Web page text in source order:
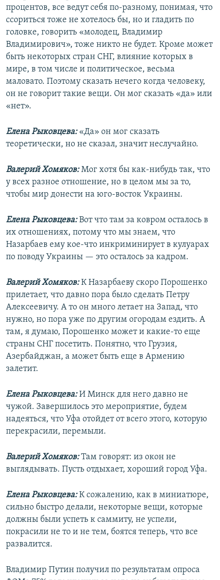
процентов, все ведут себя по-разному, понимая, что
ссориться тоже не хотелось бы, но и гладить по
головке, говорить «молодец, Владимир
Владимирович», тоже никто не будет. Кроме может
быть некоторых стран СНГ, влияние которых в
мире, в том числе и политическое, весьма
маловато. Поэтому сказать нечего когда человеку,
он не говорит такие вещи. Он мог сказать «да» или
«нет».
Елена Рыковцева:«Да» он мог сказать
теоретически, но не сказал, значит неслучайно.
Валерий Хомяков:Мог хотя бы как-нибудь так, что
у всех разное отношение, но в целом мы за то,
чтобы мир донести на юго-восток Украины.
Елена Рыковцева:Вот что там за ковром осталось в
их отношениях, потому что мы знаем, что
Назарбаев ему кое-что инкриминирует в кулуарах
по поводу Украины — это осталось за кадром.
Валерий Хомяков:К Назарбаеву скоро Порошенко
прилетает, что давно пора было сделать Петру
Алексеевичу. А то он много летает на Запад, что
нужно, но пора уже по другим огородам ездить. А
там, я думаю, Порошенко может и какие-то еще
страны СНГ посетить. Понятно, что Грузия,
Азербайджан, а может быть еще в Армению
залетит.
Елена Рыковцева:И Минск для него давно не
чужой. Завершилось это мероприятие, будем
надеяться, что Уфа отойдет от всего этого, которую
перекрасили, перемыли.
Валерий Хомяков:Там говорят: из окон не
выглядывать. Пусть отдыхает, хороший город Уфа.
Елена Рыковцева:К сожалению, как в миниатюре,
сильно быстро делали, некоторые вещи, которые
должны были успеть к саммиту, не успели,
покрасили не то и не тем, боятся теперь, что все
развалится.
Владимир Путин получил по результатам опроса